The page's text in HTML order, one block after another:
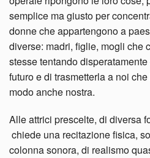
semplice ma giusto per
donne che appartengono a
diverse: madri, figlie, mogli che
stesse tentando
futuro e di trasmetterla a noi
modo anche nostra.
Alle attrici prescelte, di diversa
chiede una recitazione fisica,
colonna sonora, di realismo